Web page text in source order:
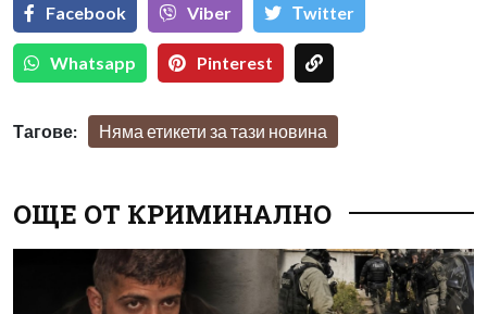
Facebook Viber Тwitter
Whatsapp Pinterest
Тагове: Няма етикети за тази новина
ОЩЕ ОТ КРИМИНАЛНО